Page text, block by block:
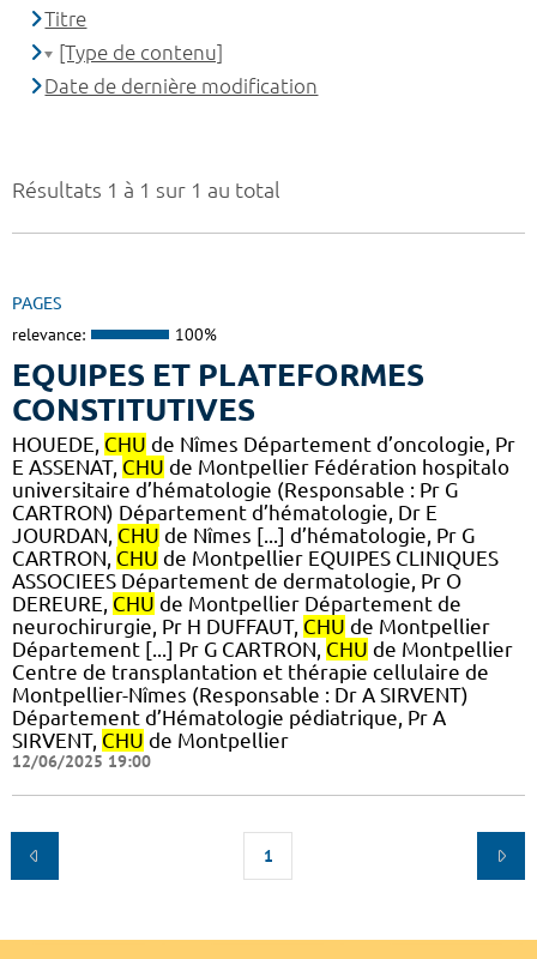
Résultats 1 à 1 sur 1 au total
PAGES
relevance: 100%
EQUIPES ET PLATEFORMES
CONSTITUTIVES
HOUEDE, CHU de Nîmes Département d’oncologie, Pr
E ASSENAT, CHU de Montpellier Fédération hospitalo
universitaire d’hématologie (Responsable : Pr G
CARTRON) Département d’hématologie, Dr E
JOURDAN, CHU de Nîmes [...] d’hématologie, Pr G
CARTRON, CHU de Montpellier EQUIPES CLINIQUES
ASSOCIEES Département de dermatologie, Pr O
DEREURE, CHU de Montpellier Département de
neurochirurgie, Pr H DUFFAUT, CHU de Montpellier
Département [...] Pr G CARTRON, CHU de Montpellier
Centre de transplantation et thérapie cellulaire de
Montpellier-Nîmes (Responsable : Dr A SIRVENT)
Département d’Hématologie pédiatrique, Pr A
SIRVENT, CHU de Montpellier
12/06/2025 19:00
1
Titre
[Type de contenu]
Date de dernière modification